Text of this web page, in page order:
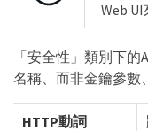
Web
「安全性」類別下
名稱、而非金鑰參數
HTTP動詞